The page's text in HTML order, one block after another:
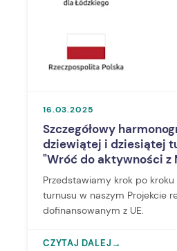
16.03.2025
Szczegółowy
dziewiątej i dziesiątej
"Wróć do aktywności z
Przedstawiamy krok po kroku
turnusu w naszym Projekcie
dofinansowanym z UE.
CZYTAJ DALEJ→